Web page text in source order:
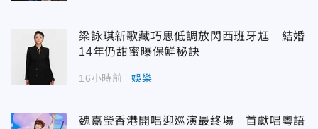
梁詠琪新歌藏巧思低調放閃西班牙尪 結婚
14年仍甜蜜曝保鮮秘訣
16小時前 娛樂
魏嘉瑩香港開唱迎巡演最終場 首獻唱粵語